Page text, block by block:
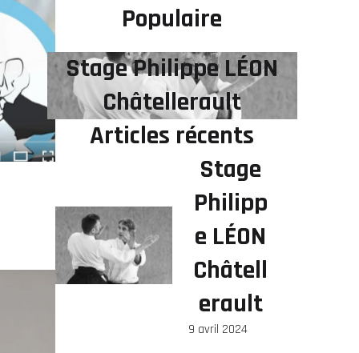
Populaire
Stage Philippe LÉON
Châtellerault
Articles récents
Stage
Philipp
e LÉON
Châtell
erault
9 avril 2024